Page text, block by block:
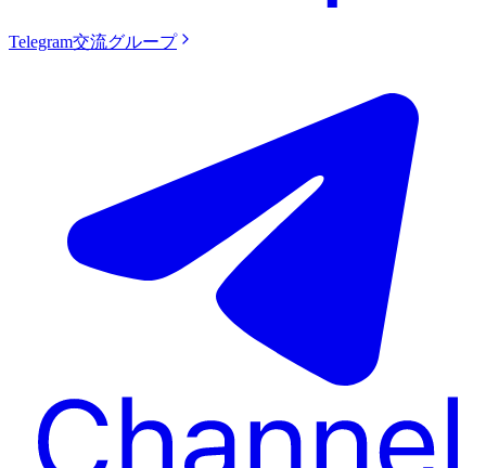
Telegram交流グループ